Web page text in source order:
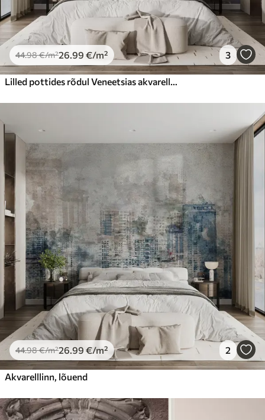
44.98€/m²26 .99 €/m² 3
44.98€/m²26 .99 €/m² 2
Akvarelllinn, lõuend